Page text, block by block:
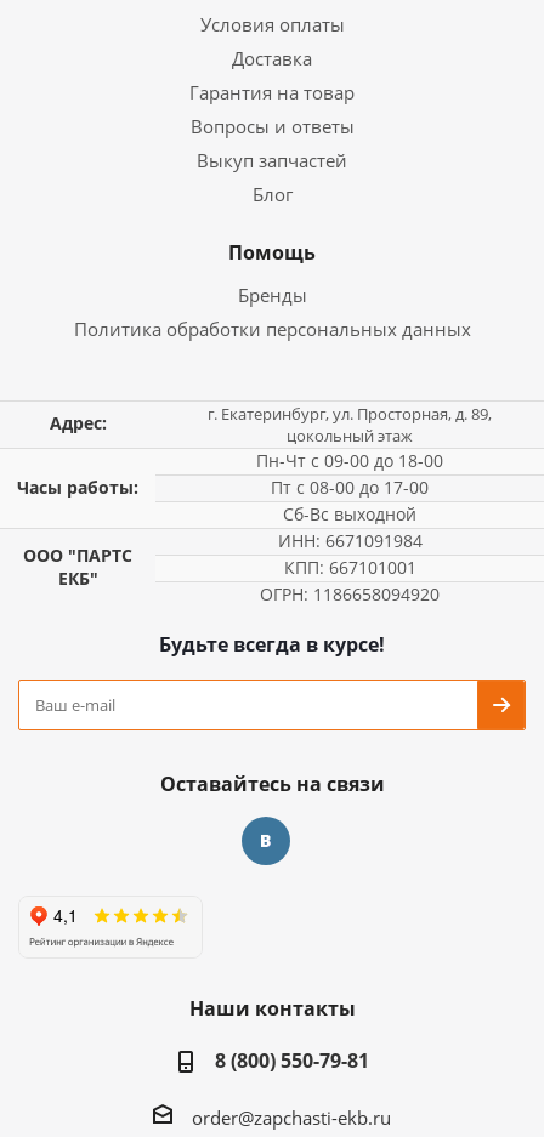
Условия оплаты
Доставка
Гарантия на товар
Вопросы и ответы
Выкуп запчастей
Блог
Помощь
Бренды
Политика обработки персональных данных
Адрес:
г. Екатеринбург, ул. Просторная, д. 89,
цокольный этаж
Часы работы:
Пн-Чт с 09-00 до 18-00
Пт с 08-00 до 17-00
Сб-Вс выходной
ООО "ПАРТС
ЕКБ"
ИНН: 6671091984
КПП: 667101001
ОГРН: 1186658094920
Будьте всегда в курсе!
Оставайтесь на связи
Наши контакты
8 (800) 550-79-81
order@zapchasti-ekb.ru